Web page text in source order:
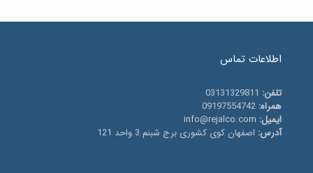
اطلاعات تماس
تلفن:
همراه:
ایمیل:
آدرس: اصفهان کوی کشوری برج شبنم 3 واحد 121